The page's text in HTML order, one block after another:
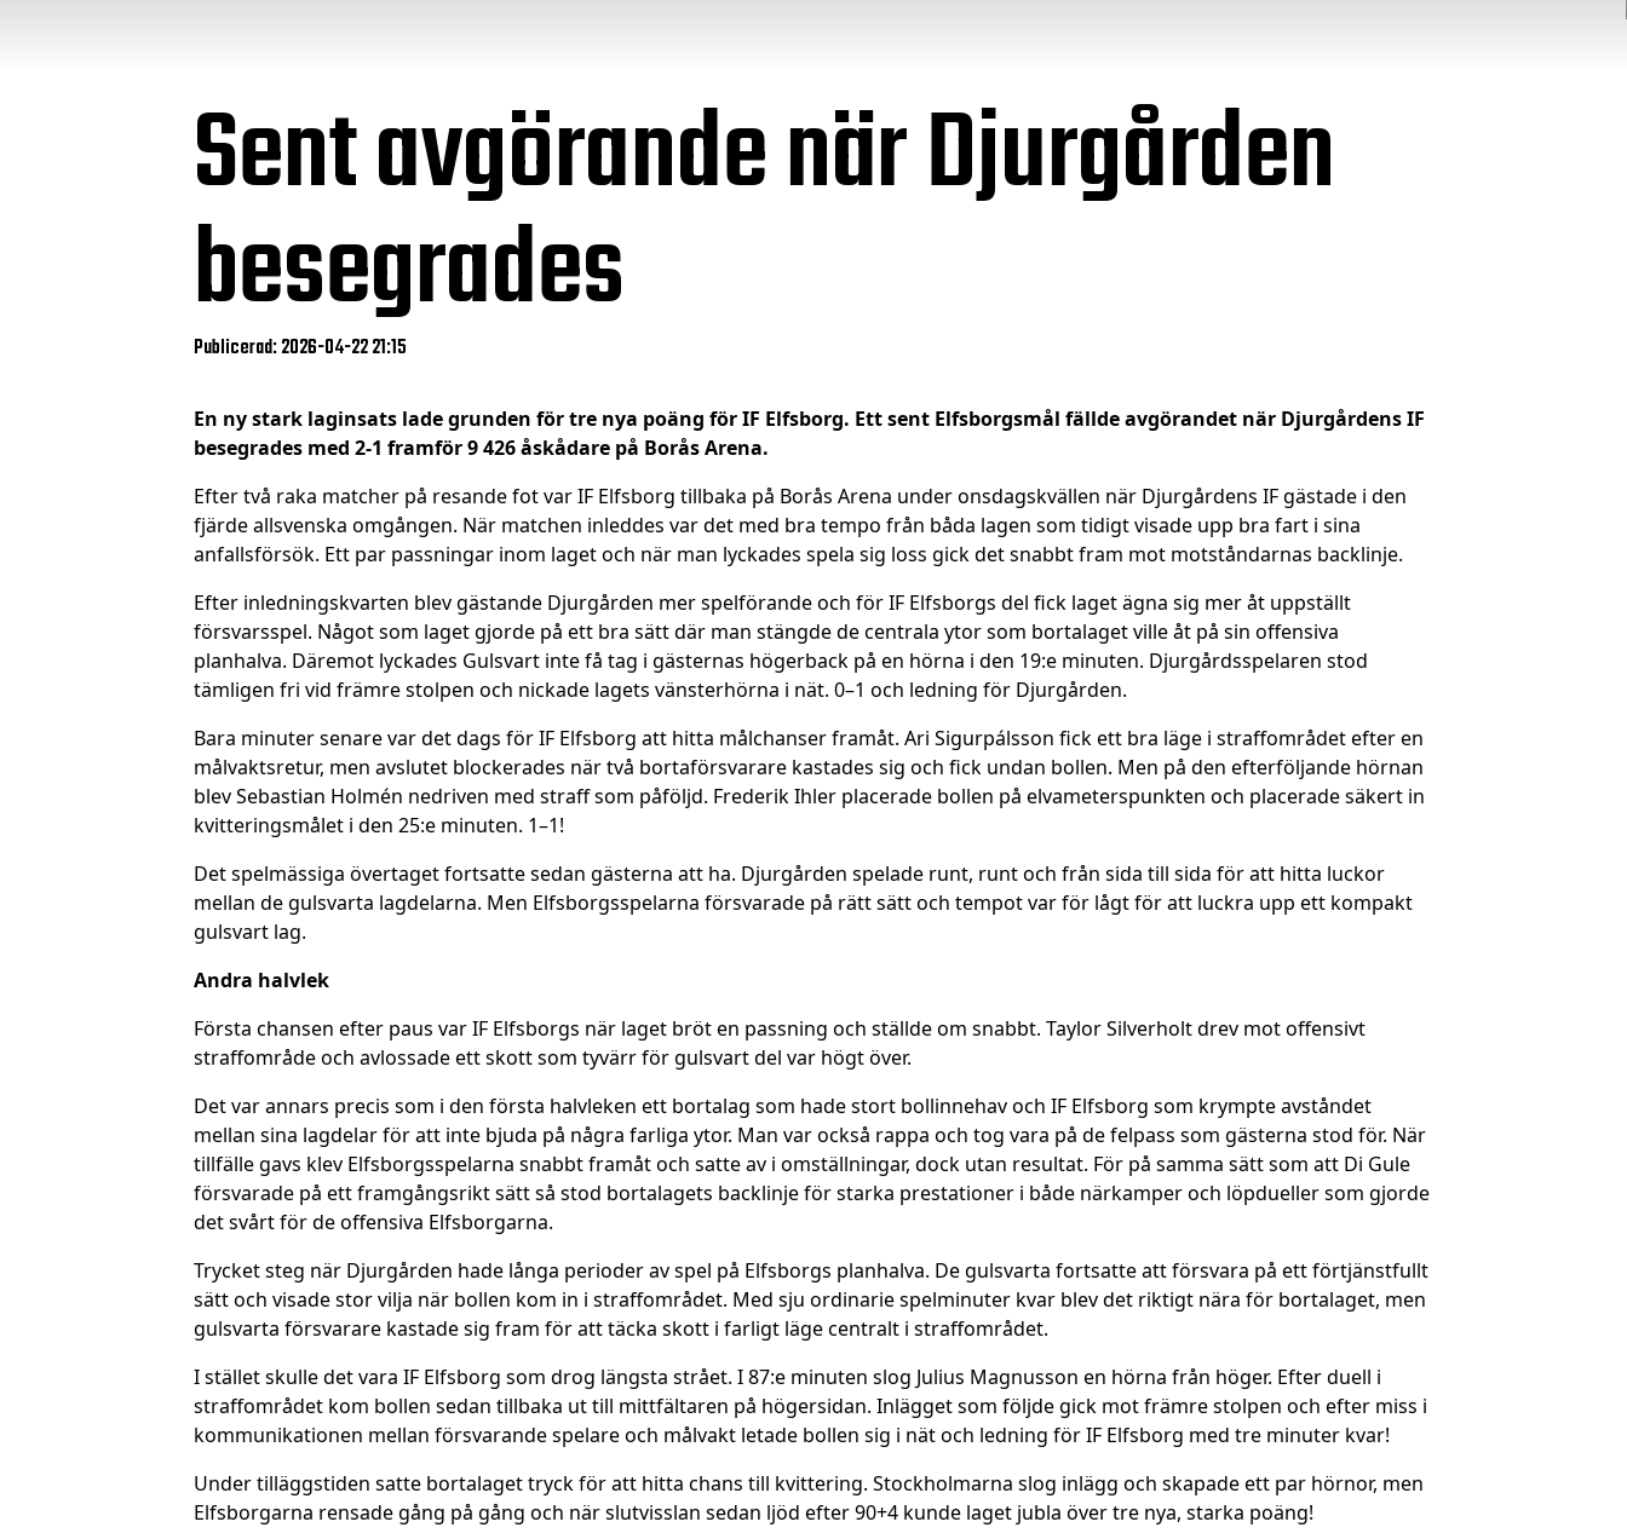
Sent avgörande när Djurgården
besegrades
Publicerad: 2026-04-22 21:15
En ny stark laginsats lade grunden för tre nya poäng för IF Elfsborg. Ett sent Elfsborgsmål fällde avgörandet när Djurgårdens IF
besegrades med 2-1 framför 9 426 åskådare på Borås Arena.
Efter två raka matcher på resande fot var IF Elfsborg tillbaka på Borås Arena under onsdagskvällen när Djurgårdens IF gästade i den
fjärde allsvenska omgången. När matchen inleddes var det med bra tempo från båda lagen som tidigt visade upp bra fart i sina
anfallsförsök. Ett par passningar inom laget och när man lyckades spela sig loss gick det snabbt fram mot motståndarnas backlinje.
Efter inledningskvarten blev gästande Djurgården mer spelförande och för IF Elfsborgs del fick laget ägna sig mer åt uppställt
försvarsspel. Något som laget gjorde på ett bra sätt där man stängde de centrala ytor som bortalaget ville åt på sin offensiva
planhalva. Däremot lyckades Gulsvart inte få tag i gästernas högerback på en hörna i den 19:e minuten. Djurgårdsspelaren stod
tämligen fri vid främre stolpen och nickade lagets vänsterhörna i nät. 0–1 och ledning för Djurgården.
Bara minuter senare var det dags för IF Elfsborg att hitta målchanser framåt. Ari Sigurpálsson fick ett bra läge i straffområdet efter en
målvaktsretur, men avslutet blockerades när två bortaförsvarare kastades sig och fick undan bollen. Men på den efterföljande hörnan
blev Sebastian Holmén nedriven med straff som påföljd. Frederik Ihler placerade bollen på elvameterspunkten och placerade säkert in
kvitteringsmålet i den 25:e minuten. 1–1!
Det spelmässiga övertaget fortsatte sedan gästerna att ha. Djurgården spelade runt, runt och från sida till sida för att hitta luckor
mellan de gulsvarta lagdelarna. Men Elfsborgsspelarna försvarade på rätt sätt och tempot var för lågt för att luckra upp ett kompakt
gulsvart lag.
Andra halvlek
Första chansen efter paus var IF Elfsborgs när laget bröt en passning och ställde om snabbt. Taylor Silverholt drev mot offensivt
straffområde och avlossade ett skott som tyvärr för gulsvart del var högt över.
Det var annars precis som i den första halvleken ett bortalag som hade stort bollinnehav och IF Elfsborg som krympte avståndet
mellan sina lagdelar för att inte bjuda på några farliga ytor. Man var också rappa och tog vara på de felpass som gästerna stod för. När
tillfälle gavs klev Elfsborgsspelarna snabbt framåt och satte av i omställningar, dock utan resultat. För på samma sätt som att Di Gule
försvarade på ett framgångsrikt sätt så stod bortalagets backlinje för starka prestationer i både närkamper och löpdueller som gjorde
det svårt för de offensiva Elfsborgarna.
Trycket steg när Djurgården hade långa perioder av spel på Elfsborgs planhalva. De gulsvarta fortsatte att försvara på ett förtjänstfullt
sätt och visade stor vilja när bollen kom in i straffområdet. Med sju ordinarie spelminuter kvar blev det riktigt nära för bortalaget, men
gulsvarta försvarare kastade sig fram för att täcka skott i farligt läge centralt i straffområdet.
I stället skulle det vara IF Elfsborg som drog längsta strået. I 87:e minuten slog Julius Magnusson en hörna från höger. Efter duell i
straffområdet kom bollen sedan tillbaka ut till mittfältaren på högersidan. Inlägget som följde gick mot främre stolpen och efter miss i
kommunikationen mellan försvarande spelare och målvakt letade bollen sig i nät och ledning för IF Elfsborg med tre minuter kvar!
Under tilläggstiden satte bortalaget tryck för att hitta chans till kvittering. Stockholmarna slog inlägg och skapade ett par hörnor, men
Elfsborgarna rensade gång på gång och när slutvisslan sedan ljöd efter 90+4 kunde laget jubla över tre nya, starka poäng!